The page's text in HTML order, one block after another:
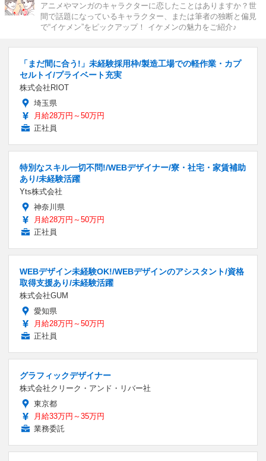
アニメやマンガのキャラクターに恋したことはありますか？世
間で話題になっているキャラクター、または筆者の独断と偏見
で“イケメン”をピックアップ！ イケメンの魅力をご紹介♪
「まだ間に合う!」未経験採用枠/製造工場での軽作業・カプ
セルトイ/プライベート充実
株式会社RIOT
埼玉県
月給28万円～50万円
正社員
特別なスキル一切不問!/WEBデザイナー/寮・社宅・家賃補助
あり/未経験活躍
Yts株式会社
神奈川県
月給28万円～50万円
正社員
WEBデザイン未経験OK!/WEBデザインのアシスタント/資格
取得支援あり/未経験活躍
株式会社GUM
愛知県
月給28万円～50万円
正社員
グラフィックデザイナー
株式会社クリーク・アンド・リバー社
東京都
月給33万円～35万円
業務委託